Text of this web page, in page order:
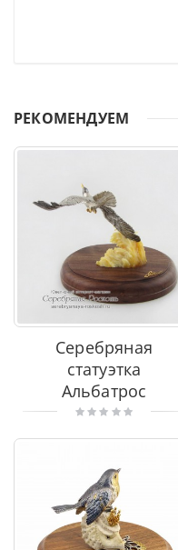
РЕКОМЕНДУЕМ
Серебряная
статуэтка
Альбатрос